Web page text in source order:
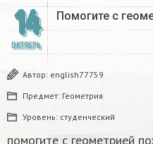
14
ОКТЯБРЬ
Помогите с
Автор: english77759
Предмет: Геометрия
Уровень: студенческий
помогите с геометрией